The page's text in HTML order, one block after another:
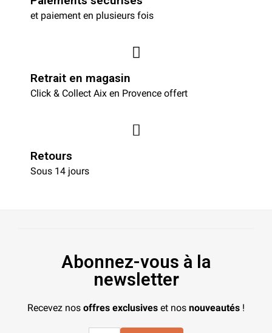
et paiement en plusieurs fois
Retrait en magasin
Click & Collect Aix en Provence offert
Retours
Sous 14 jours
Abonnez-vous à la
newsletter
Recevez nos offres exclusives et nos nouveautés !